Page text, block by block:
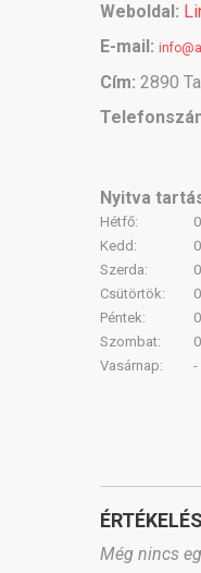
Weboldal:
E-mail:
Cím: 2890
Nyitva
Hétfő:
Kedd:
Szerda:
Csütörtök:
Péntek:
Szombat:
Vasárnap:
-
Még nincs